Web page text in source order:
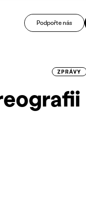
Podpořte nás
ZPRÁVY